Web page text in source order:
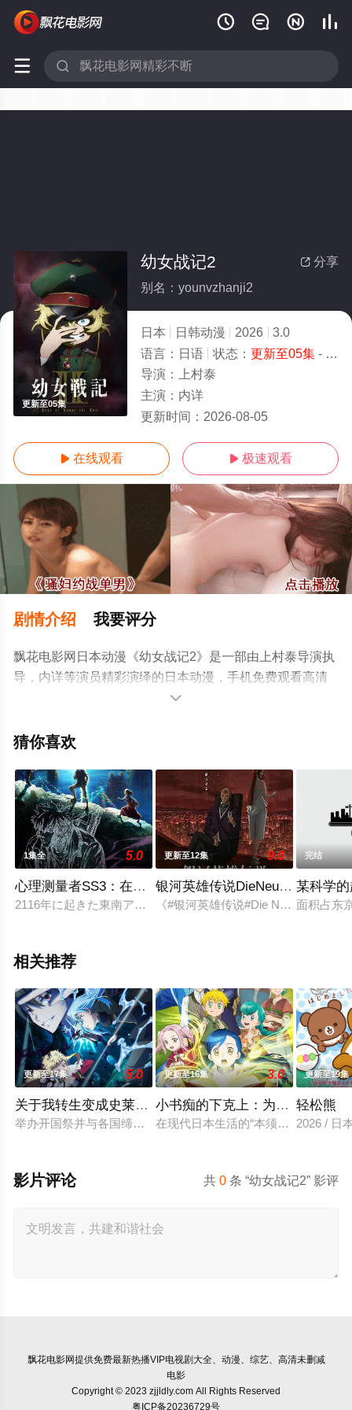
   
 
更新至05集
 分享
幼女战记2
别名：younvzhanji2
日本 日韩动漫 2026
3.0
语言： 日语 状态： 更新至05集- 免费在线观看
导演：
上村泰
主演： 内详
更新时间： 2026-08-05
 在线观看  极速观看
剧情介绍 我要评分
飘花电影网日本动漫《幼女战记2》是一部由上村泰导演执
导，内详等演员精彩演绎的日本动漫，手机免费观看高清
无删减完整版动漫全集就上飘花影院，更多相关信息可移

猜你喜欢
1集全 5.0
心理测量者SS3：在恩怨的彼方
2116年に起きた東南アジア連合?SEAUnでの事件後、狡噛慎
更新至12集 9.0
银河英雄传说DieNeueThese策谋
《#银河英雄传说#Die Neue These
完结
某科学
面积占东
相关推荐
更新至17集 5.0
关于我转生变成史莱姆这档事第四季
举办开国祭并与各国缔结邦交的魔国联邦，开始朝着实现人类
更新至16集 3.0
小书痴的下克上：为了成为图书
在现代日本生活的“本须丽乃”，在决
更新至19集
轻松熊
2026 / 日
共0 条 “幼女战记2” 影评
影片评论
飘花电影网提供免费最新热播VIP电视剧大全、动漫、综艺、高清未删减
电影
Copyright © 2023 zjjldly.com All Rights Reserved
粤ICP备20236729号